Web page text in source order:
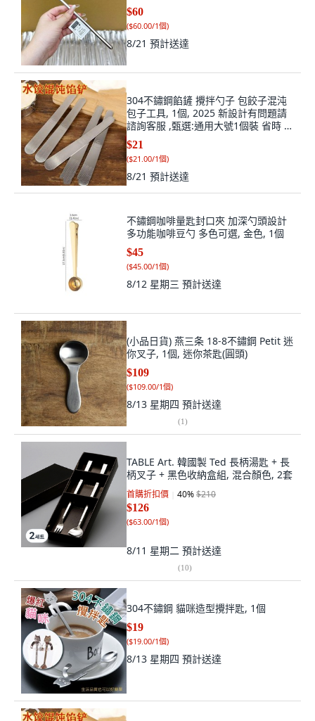
$60
($60.00/1個)
8/21 預計送達
304不鏽鋼餡鏟 攪拌勺子 包餃子混沌
包子工具, 1個, 2025 新設計有問題請
諮詢客服 ,甄選:通用大號1個裝 省時 省
力 省心
$21
($21.00/1個)
8/21 預計送達
不鏽鋼咖啡量匙封口夾 加深勺頭設計
多功能咖啡豆勺 多色可選, 金色, 1個
$45
($45.00/1個)
8/12 星期三 預計送達
(小品日貨) 燕三条 18-8不鏽鋼 Petit 迷
你叉子, 1個, 迷你茶匙(圓頭)
$109
($109.00/1個)
8/13 星期四 預計送達
(1)
TABLE Art. 韓國製 Ted 長柄湯匙 + 長
柄叉子 + 黑色收納盒組, 混合顏色, 2套
首購折扣價 40%$210
$126
($63.00/1個)
8/11 星期二 預計送達
(10)
304不鏽鋼 貓咪造型攪拌匙, 1個
$19
($19.00/1個)
8/13 星期四 預計送達